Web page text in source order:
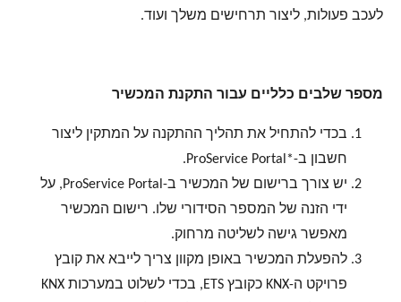
לעכב פעולות, ליצור תרחישים משלך ועוד.
מספר שלבים כלליים עבור התקנת המכשיר
בכדי להתחיל את תהליך ההתקנה על המתקין ליצור
חשבון ב-*ProService Portal.
יש צורך ברישום של המכשיר ב-ProService Portal, על
ידי הזנה של המספר הסידורי שלו. רישום המכשיר
מאפשר גישה לשליטה מרחוק.
להפעלת המכשיר באופן מקוון צריך לייבא את קובץ
פרויקט ה-KNX כקובץ ETS, בכדי לשלוט במערכות KNX